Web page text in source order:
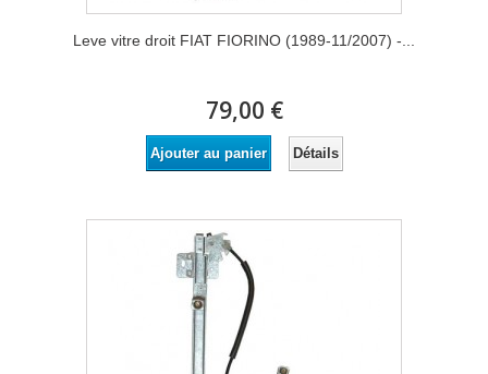
Leve vitre droit FIAT FIORINO (1989-11/2007) -...
79,00 €
Ajouter au panier Détails